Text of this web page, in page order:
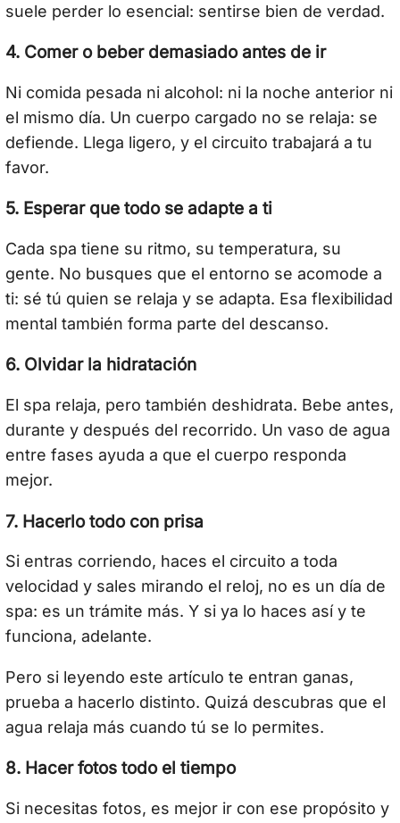
suele perder lo esencial: sentirse bien de verdad.
4. Comer o beber demasiado antes de ir
Ni comida pesada ni alcohol: ni la noche anterior ni
el mismo día. Un cuerpo cargado no se relaja: se
defiende. Llega ligero, y el circuito trabajará a tu
favor.
5. Esperar que todo se adapte a ti
Cada spa tiene su ritmo, su temperatura, su
gente. No busques que el entorno se acomode a
ti: sé tú quien se relaja y se adapta. Esa flexibilidad
mental también forma parte del descanso.
6. Olvidar la hidratación
El spa relaja, pero también deshidrata. Bebe antes,
durante y después del recorrido. Un vaso de agua
entre fases ayuda a que el cuerpo responda
mejor.
7. Hacerlo todo con prisa
Si entras corriendo, haces el circuito a toda
velocidad y sales mirando el reloj, no es un día de
spa: es un trámite más. Y si ya lo haces así y te
funciona, adelante.
Pero si leyendo este artículo te entran ganas,
prueba a hacerlo distinto. Quizá descubras que el
agua relaja más cuando tú se lo permites.
8. Hacer fotos todo el tiempo
Si necesitas fotos, es mejor ir con ese propósito y